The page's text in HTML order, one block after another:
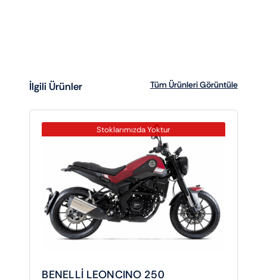
İlgili Ürünler Tüm Ürünleri Görüntüle
Stoklarımızda Yoktur
BENELLİ LEONCINO 250